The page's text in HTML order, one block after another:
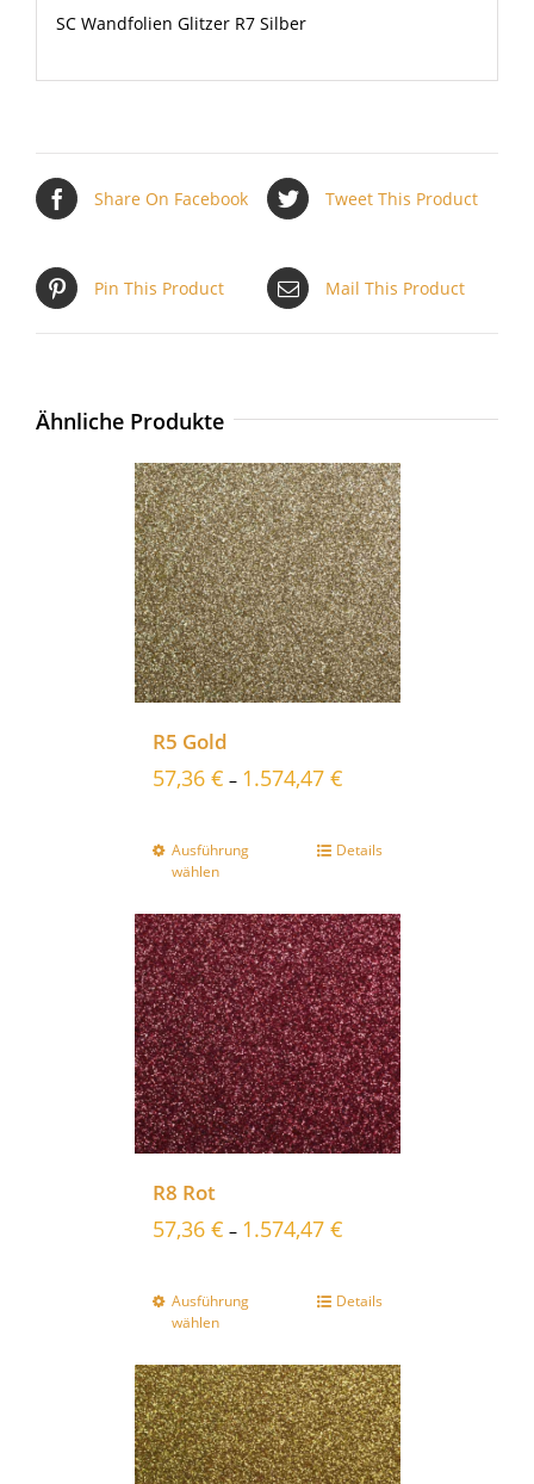
SC Wandfolien Glitzer R7 Silber
Share On Facebook Tweet This Product
Pin This Product Mail This Product
Ähnliche Produkte
R5 Gold
57,36 € – 1.574,47 €
Ausführung
wählen
Details
R8 Rot
57,36 € – 1.574,47 €
Ausführung
wählen
Details